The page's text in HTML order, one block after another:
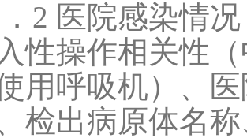
2 医院感染情
性操作相关性
用呼吸机）、
检出病原体名